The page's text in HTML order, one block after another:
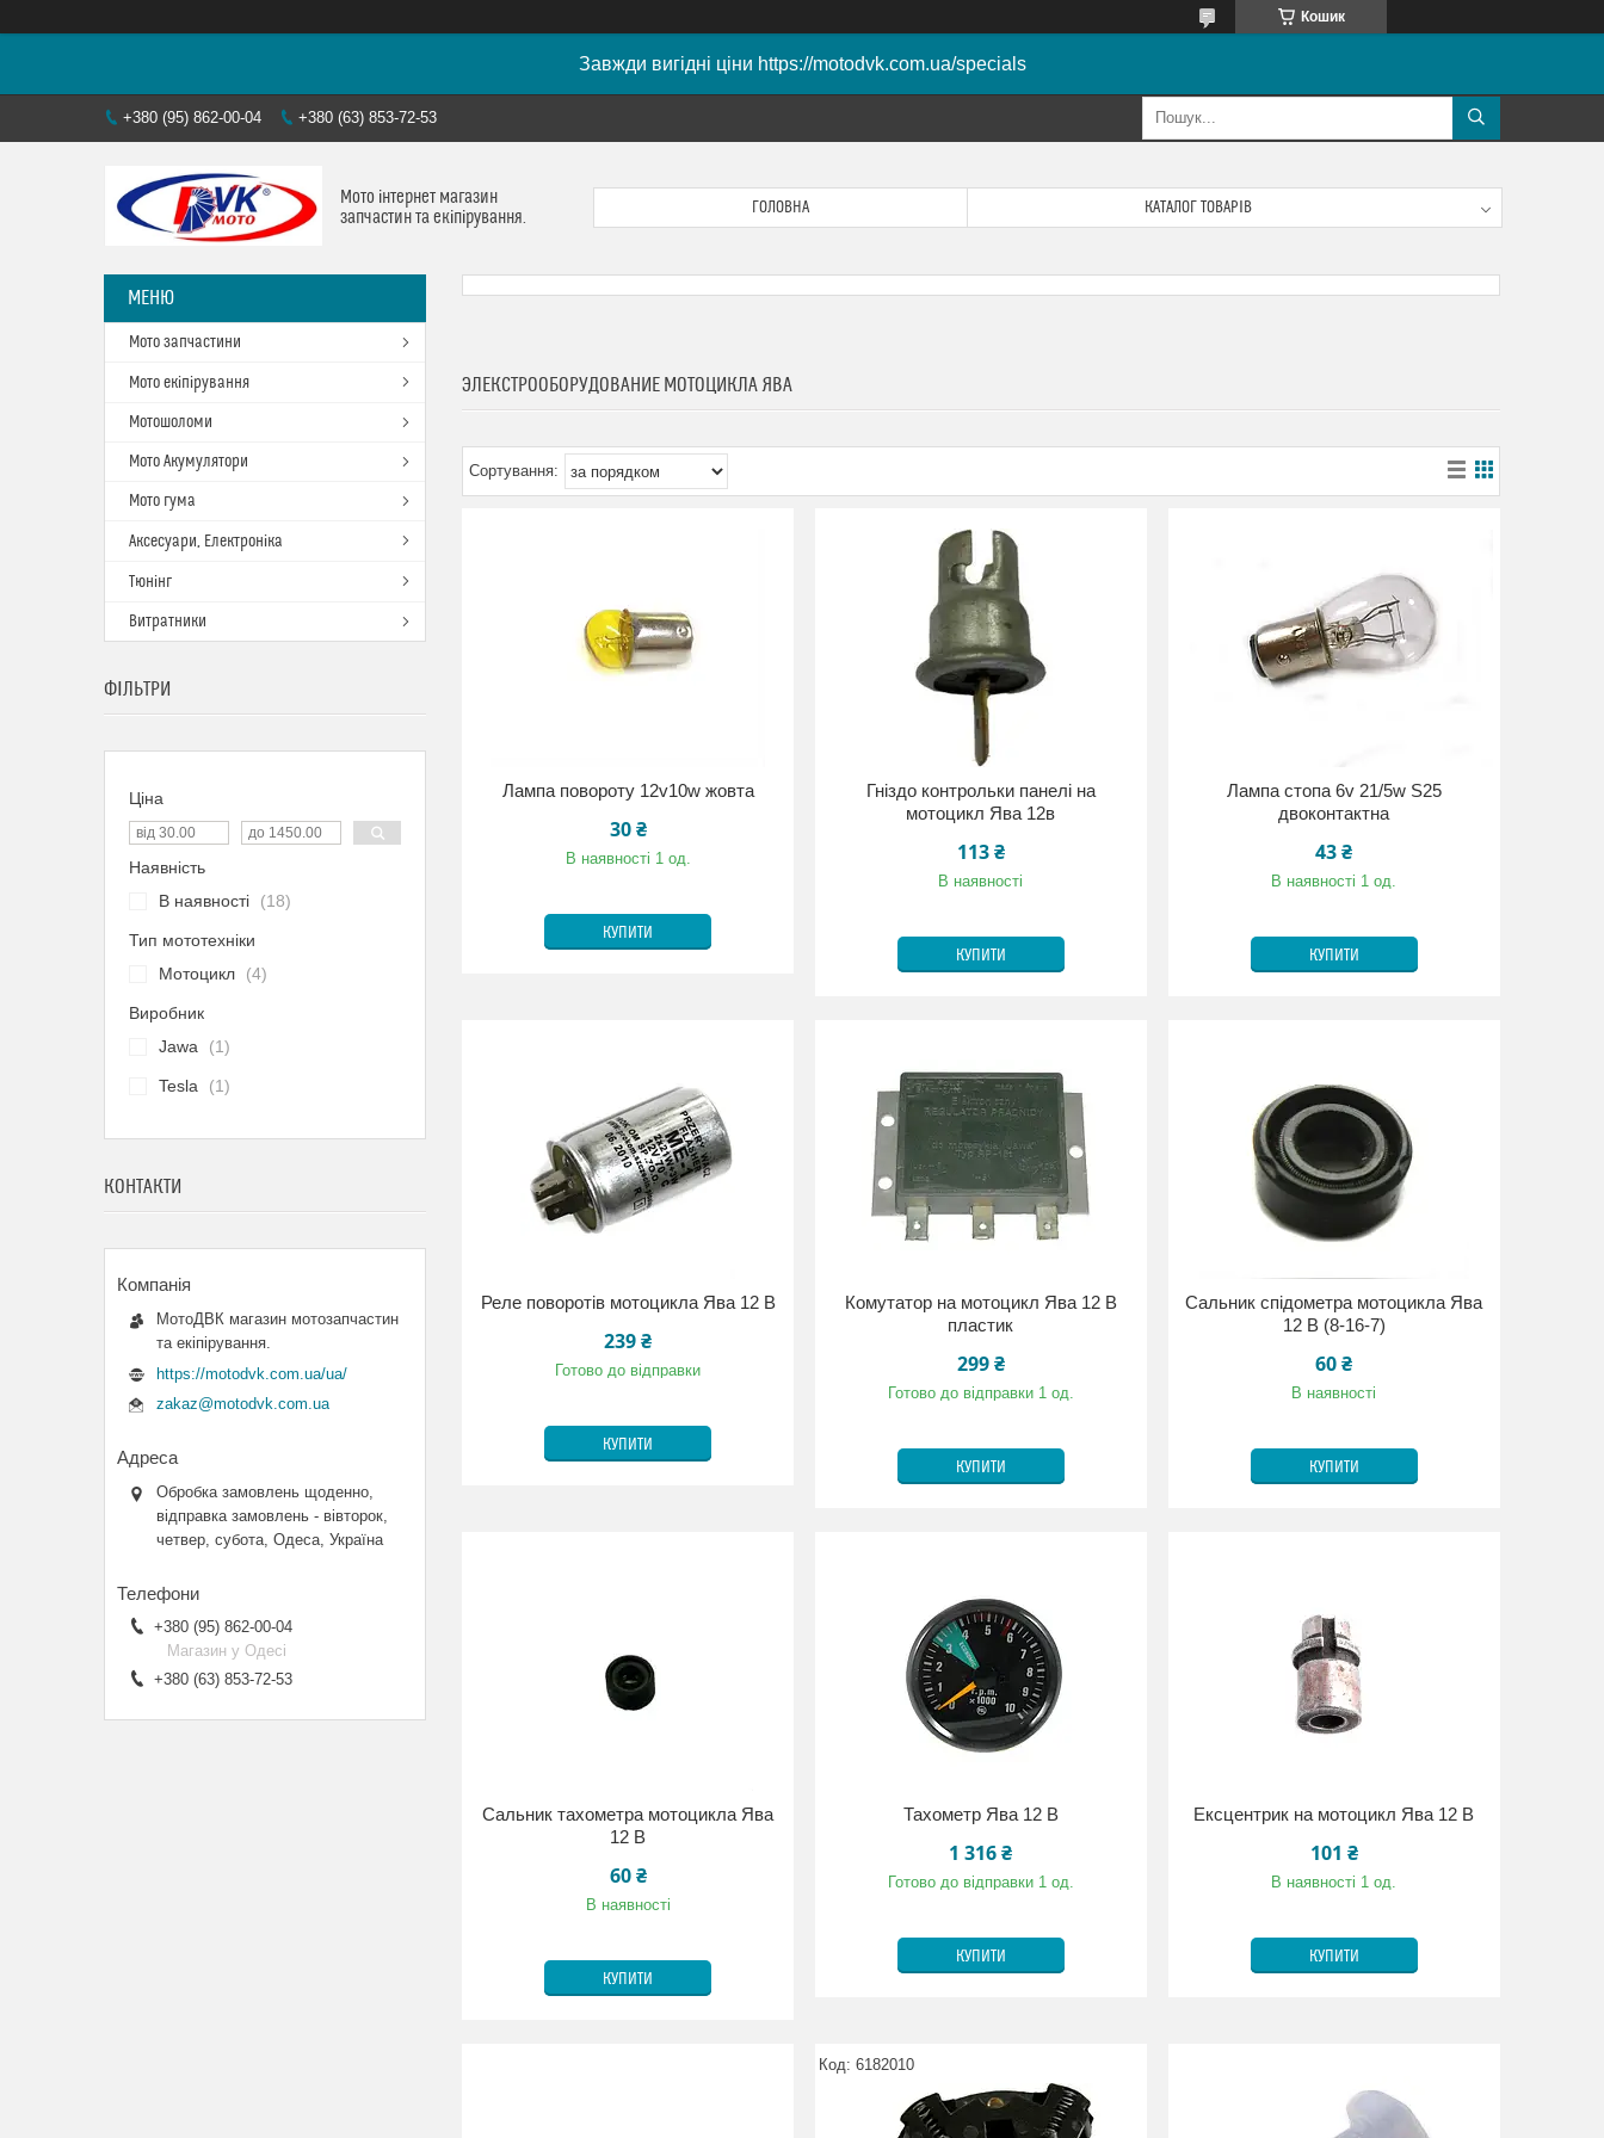
Кошик
Завжди вигідні ціни https://motodvk.com.ua/specials
+380 (95) 862-00-04 +380 (63) 853-72-53
Мото інтернет магазин
запчастин та екіпірування.
ГОЛОВНА КАТАЛОГ ТОВАРІВ
ЭЛЕКСТРООБОРУДОВАНИЕ МОТОЦИКЛА ЯВА
Лампа повороту 12v10w жовта
30 ₴
В наявності 1 од.
КУПИТИ
Гніздо контрольки панелі на
мотоцикл Ява 12в
113 ₴
В наявності
КУПИТИ
Лампа стопа 6v 21/5w S25
двоконтактна
43 ₴
В наявності 1 од.
КУПИТИ
Реле поворотів мотоцикла Ява 12 В
239 ₴
Готово до відправки
КУПИТИ
Комутатор на мотоцикл Ява 12 В
пластик
299 ₴
Готово до відправки 1 од.
КУПИТИ
Сальник спідометра мотоцикла Ява
12 В (8-16-7)
60 ₴
В наявності
КУПИТИ
Сальник тахометра мотоцикла Ява
12 В
60 ₴
В наявності
КУПИТИ
Тахометр Ява 12 В
1 316 ₴
Готово до відправки 1 од.
КУПИТИ
Ексцентрик на мотоцикл Ява 12 В
101 ₴
В наявності 1 од.
КУПИТИ
6182010
Мото запчастини
Мото екіпірування
Мотошоломи
Мото Акумулятори
Мото гума
Аксесуари, Електроніка
Тюнінг
Витратники
ФІЛЬТРИ
Ціна
Наявність
В наявності
18
Тип мототехніки
Мотоцикл
4
Виробник
Jawa
1
Tesla 1
КОНТАКТИ
МотоДВК магазин мотозапчастин
та екіпірування.
https://motodvk.com.ua/ua/
zakaz@motodvk.com.ua
Обробка замовлень щоденно,
відправка замовлень - вівторок,
четвер, субота, Одеса, Україна
+380 (95) 862-00-04
Магазин у Одесі
+380 (63) 853-72-53